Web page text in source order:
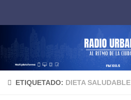
ETIQUETADO: DIETA SALUDABLE